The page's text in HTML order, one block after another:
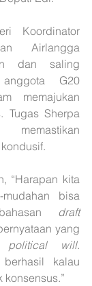
Koordinator
Airlangga
dan saling
G20
memajukan
Tugas Sherpa
“Harapan kita
bisa
draft
yang
political will.
kalau